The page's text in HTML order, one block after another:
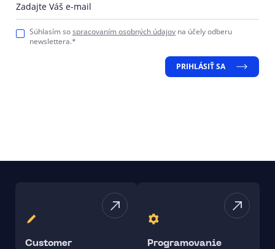
Zadajte Váš e-mail
Súhlasím sospracovaním osobných údajov na účely odberu
newslettera.*
PRIHLÁSIŤ SA
Customer
Programovanie